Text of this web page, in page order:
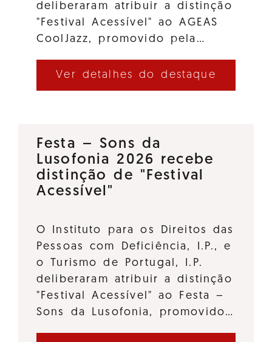
deliberaram atribuir a distinção
"Festival Acessível" ao AGEAS
CoolJazz, promovido pela…
Ver detalhes do destaque
Festa – Sons da
Lusofonia 2026 recebe
distinção de "Festival
Acessível"
O Instituto para os Direitos das
Pessoas com Deficiência, I.P., e
o Turismo de Portugal, I.P.
deliberaram atribuir a distinção
"Festival Acessível" ao Festa –
Sons da Lusofonia, promovido…